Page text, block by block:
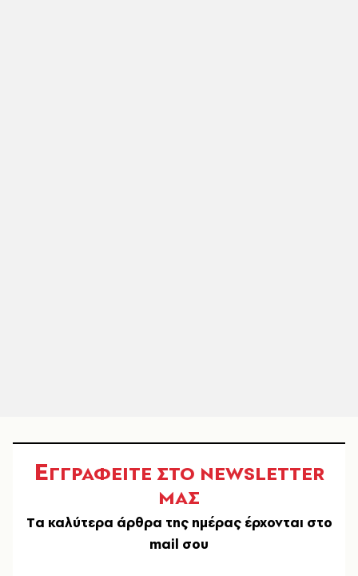
ΕΓΓΡΑΦΕΙΤΕ ΣΤΟ NEWSLETTER
ΜΑΣ
Tα καλύτερα άρθρα της ημέρας έρχονται στο
mail σου